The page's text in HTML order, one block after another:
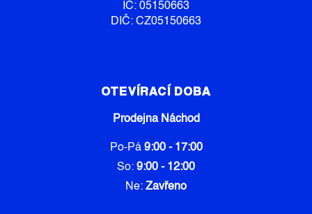
U
IČ: 05150663
DIČ: CZ05150663
OTEVÍRACÍ DOBA
Prodejna Náchod
Po-Pá 9:00 - 17:00
So: 9:00 - 12:00
Ne: Zavřeno